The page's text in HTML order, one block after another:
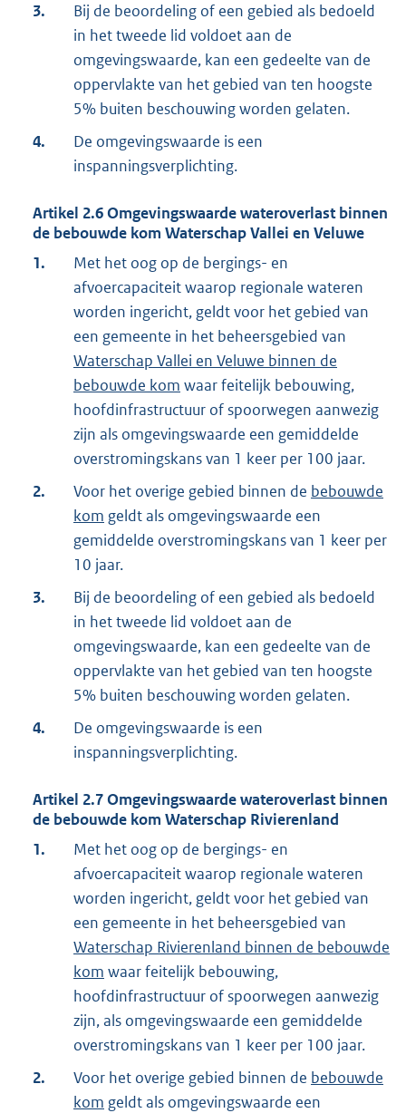
3.
Bij de beoordeling of een gebied als bedoeld
in het tweede lid voldoet aan de
omgevingswaarde, kan een gedeelte van de
oppervlakte van het gebied van ten hoogste
5% buiten beschouwing worden gelaten.
4.
De omgevingswaarde is een
inspanningsverplichting.
Artikel 2.6Omgevingswaarde wateroverlast binnen
de bebouwde kom Waterschap Vallei en Veluwe
1.
Met het oog op de bergings- en
afvoercapaciteit waarop regionale wateren
worden ingericht, geldt voor het gebied van
een gemeente in het beheersgebied van
Waterschap Vallei en Veluwe binnen de
bebouwde kom waar feitelijk bebouwing,
hoofdinfrastructuur of spoorwegen aanwezig
zijn als omgevingswaarde een gemiddelde
overstromingskans van 1 keer per 100 jaar.
2.
Voor het overige gebied binnen de bebouwde
kom geldt als omgevingswaarde een
gemiddelde overstromingskans van 1 keer per
10 jaar.
3.
Bij de beoordeling of een gebied als bedoeld
in het tweede lid voldoet aan de
omgevingswaarde, kan een gedeelte van de
oppervlakte van het gebied van ten hoogste
5% buiten beschouwing worden gelaten.
4.
De omgevingswaarde is een
inspanningsverplichting.
Artikel 2.7Omgevingswaarde wateroverlast binnen
de bebouwde kom Waterschap Rivierenland
1.
Met het oog op de bergings- en
afvoercapaciteit waarop regionale wateren
worden ingericht, geldt voor het gebied van
een gemeente in het beheersgebied van
Waterschap Rivierenland binnen de bebouwde
kom waar feitelijk bebouwing,
hoofdinfrastructuur of spoorwegen aanwezig
zijn, als omgevingswaarde een gemiddelde
overstromingskans van 1 keer per 100 jaar.
2.
Voor het overige gebied binnen de bebouwde
kom geldt als omgevingswaarde een